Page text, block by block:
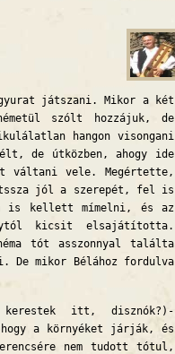
játszani. Mikor a két
szólt hozzájuk, de
hangon visongani
de útközben, ahogy ide
váltani vele. Megértette,
jól a szerepét, fel is
is kellett mímelni, és az
kicsit elsajátította.
tót asszonnyal találta
De mikor Bélához fordulva
itt, disznók?)-
a környéket járják, és
nem tudott tótul,